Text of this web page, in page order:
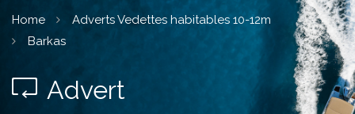
Home
Adverts Vedettes habitables 10-12m
Barkas
Advert